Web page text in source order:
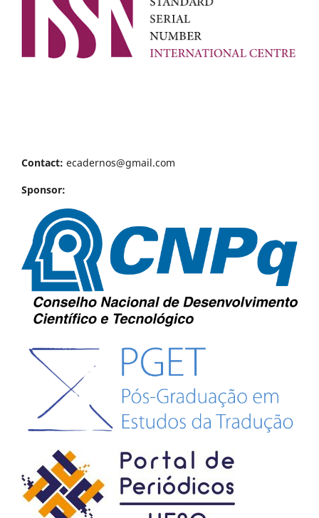
Contact: ecadernos@gmail.com
Sponsor: